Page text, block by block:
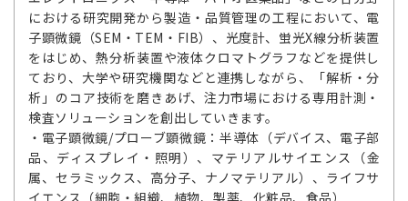
における研究開発から製造・品質管理の工程において、電
子顕微鏡（SEM・TEM・FIB）、光度計、蛍光X線分析装置
をはじめ、熱分析装置や液体クロマトグラフなどを提供し
ており、大学や研究機関などと連携しながら、「解析・分
析」のコア技術を磨きあげ、注力市場における専用計測・
検査ソリューションを創出していきます。
・電子顕微鏡/プローブ顕微鏡：半導体（デバイス、電子部
品、ディスプレイ・照明）、マテリアルサイエンス（金
属、セラミックス、高分子、ナノマテリアル）、ライフサ
イエンス（細胞・組織、植物、製薬、化粧品、食品）